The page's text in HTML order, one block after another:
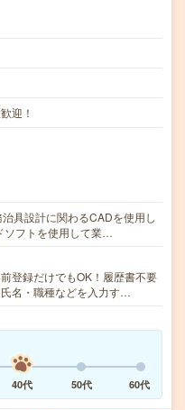
迎！
具設計に関わるCADを使用し
ソフトを使用して業…
登録だけでもOK！履歴書不要
名・職種などを入力す…
40代 50代 60代